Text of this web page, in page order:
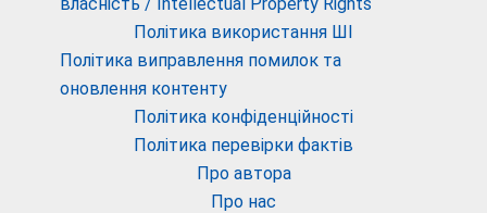
Політика використання ШІ
Політика виправлення помилок та
оновлення контенту
Політика конфіденційності
Політика перевірки фактів
Про автора
Про нас